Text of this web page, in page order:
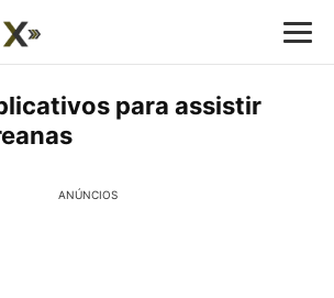
para assistir
ANÚNCIOS